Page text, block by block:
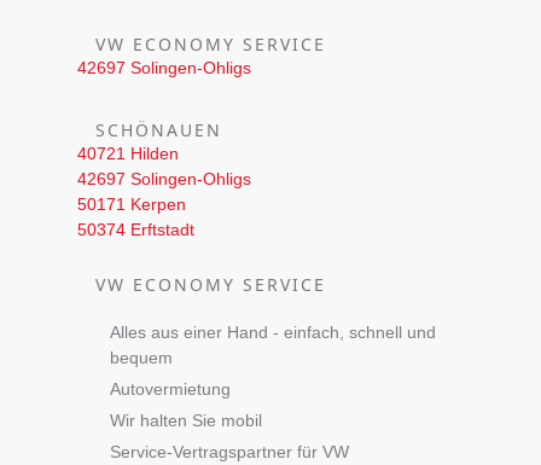
VW ECONOMY SERVICE
42697 Solingen-Ohligs
SCHÖNAUEN
40721 Hilden
42697 Solingen-Ohligs
50171 Kerpen
50374 Erftstadt
VW ECONOMY SERVICE
Alles aus einer Hand - einfach, schnell und
bequem
Autovermietung
Wir halten Sie mobil
Service-Vertragspartner für VW